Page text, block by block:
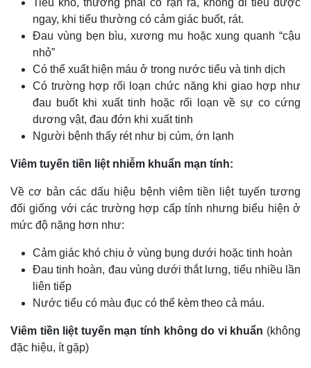
Thế giới
Quan sát
Cuộc sống đó đây
Hồ sơ
Multimedia
Ảnh
E-Magazine
Infographic
ngay, khi tiểu thường có cảm giác buốt, rát.
Đau vùng bẹn bìu, xương mu hoặc xung quanh “cậu
nhỏ”
Có thể xuất hiện máu ở trong nước tiểu và tinh dịch
Có trường hợp rối loạn chức năng khi giao hợp như
đau buốt khi xuất tinh hoặc rối loạn về sự co cứng
dương vật, đau đớn khi xuất tinh
Người bệnh thấy rét như bị cúm, ớn lạnh
Viêm tuyến tiền liệt nhiễm khuẩn mạn tính:
Về cơ bản các dấu hiệu bệnh viêm tiền liệt tuyến tương
đối giống với các trường hợp cấp tính nhưng biểu hiện ở
mức độ nặng hơn như:
Cảm giác khó chịu ở vùng bụng dưới hoặc tinh hoàn
Đau tinh hoàn, đau vùng dưới thắt lưng, tiểu nhiều lần
liên tiếp
Nước tiểu có màu đục có thể kèm theo cả máu.
Viêm tiền liệt tuyến mạn tính không do vi khuẩn (không
đặc hiệu, ít gặp)